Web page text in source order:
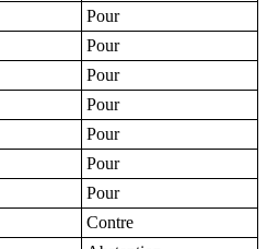
Pour
Pour
Pour
Pour
Pour
Pour
Pour
Contre